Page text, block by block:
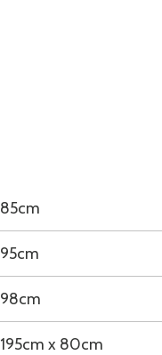
85cm
95cm
98cm
195cm x 80cm